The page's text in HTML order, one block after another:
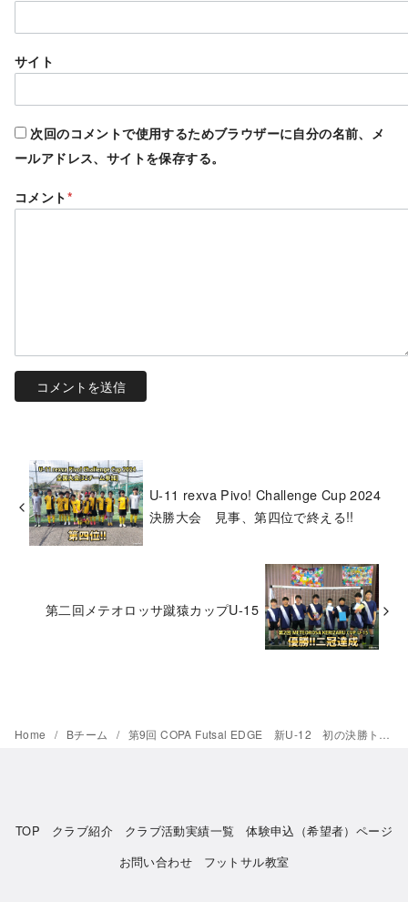
サイト
次回のコメントで使用するためブラウザーに自分の名前、メ
ールアドレス、サイトを保存する。
コメント*
U-11 rexva Pivo! Challenge Cup 2024
決勝大会 見事、第四位で終える!!
第二回メテオロッサ蹴猿カップU-15
Home Bチーム 第9回 COPA Futsal EDGE 新U-12 初の決勝トーナメント進出、ベスト16!!
TOP クラブ紹介 クラブ活動実績一覧
体験申込（希望者）ページ
お問い合わせ
フットサル教室